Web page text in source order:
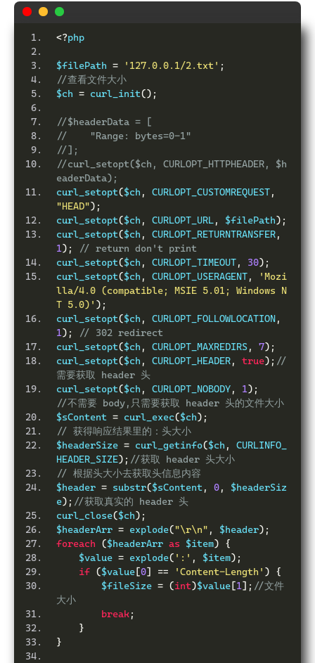
<?php
$filePath = '127.0.0.1/2.txt' ;
//查看文件大小
$ch = curl_init();
//$headerData = [
//    "Range: bytes=0-1"
//];
//curl_setopt($ch, CURLOPT_HTTPHEADER, $h
eaderData);
curl_setopt($ch , CURLOPT_CUSTOMREQUEST,
"HEAD");
curl_setopt($ch , CURLOPT_URL, $filePath);
curl_setopt($ch , CURLOPT_RETURNTRANSFER,
1);
// return don't print
curl_setopt($ch , CURLOPT_TIMEOUT, 30);
curl_setopt($ch , CURLOPT_USERAGENT,
'Mozi
lla/4.0 (compatible; MSIE 5.01; Windows N
T 5.0)' );
curl_setopt($ch , CURLOPT_FOLLOWLOCATION,
1);
// 302 redirect
curl_setopt($ch , CURLOPT_MAXREDIRS, 7);
curl_setopt($ch , CURLOPT_HEADER, true); //
需要获取 header 头
curl_setopt($ch , CURLOPT_NOBODY, 1);
//不需要 body,只需要获取 header 头的文件大小
$sContent = curl_exec($ch);
// 获得响应结果里的：头大小
$headerSize = curl_getinfo($ch ,
CURLINFO_
HEADER_SIZE); //获取 header 头大小
// 根据头大小去获取头信息内容
$header = substr($sContent , 0,
$headerSiz
e); //获取真实的 header 头
curl_close($ch);
$headerArr = explode("\r\n" , $header);
foreach
($headerArr as $item)
{
    $value
= explode( ':' , $item);
if ($value [0] == 'Content-Length' )
{
        $fileSize
= (int)$value [1]; //文件
大小
break;
}
}